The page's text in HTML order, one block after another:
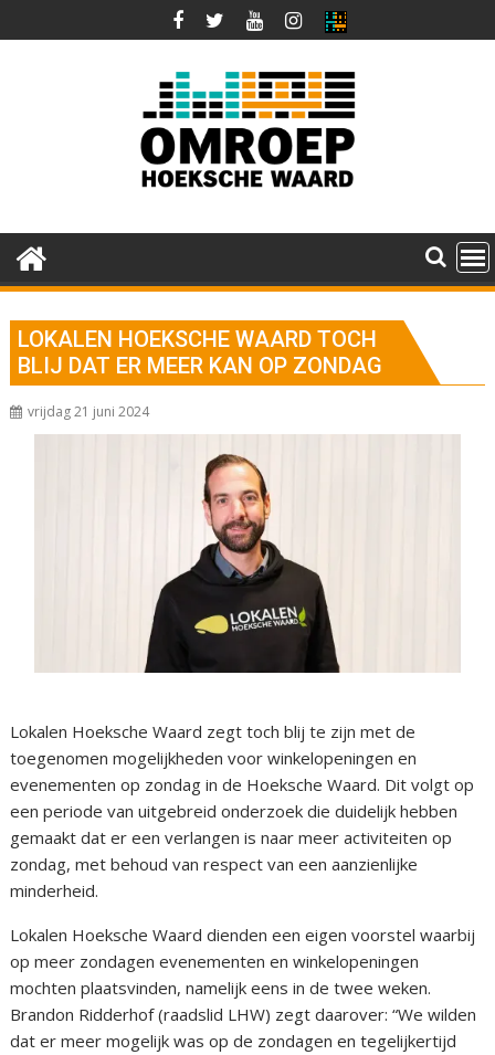
naar
LOKALEN HOEKSCHE WAARD TOCH
BLIJ DAT ER MEER KAN OP ZONDAG
vrijdag 21 juni 2024
Lokalen Hoeksche Waard zegt toch blij te zijn met de
toegenomen mogelijkheden voor winkelopeningen en
evenementen op zondag in de Hoeksche Waard. Dit volgt op
een periode van uitgebreid onderzoek die duidelijk hebben
gemaakt dat er een verlangen is naar meer activiteiten op
zondag, met behoud van respect van een aanzienlijke
minderheid.
Lokalen Hoeksche Waard dienden een eigen voorstel waarbij
op meer zondagen evenementen en winkelopeningen
mochten plaatsvinden, namelijk eens in de twee weken.
Brandon Ridderhof (raadslid LHW) zegt daarover: “We wilden
dat er meer mogelijk was op de zondagen en tegelijkertijd